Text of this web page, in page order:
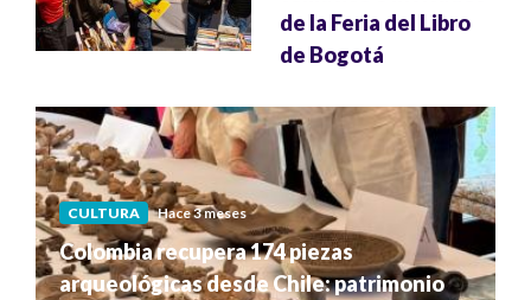
de la Feria del Libro
de Bogotá
CULTURA Hace 3 meses
Colombia recupera 174 piezas
arqueológicas desde Chile: patrimonio